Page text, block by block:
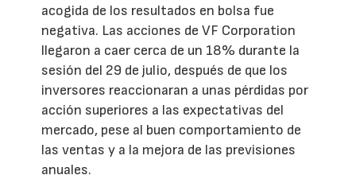
acogida de los resultados en bolsa fue
negativa. Las acciones de VF Corporation
llegaron a caer cerca de un 18% durante la
sesión del 29 de julio, después de que los
inversores reaccionaran a unas pérdidas por
acción superiores a las expectativas del
mercado, pese al buen comportamiento de
las ventas y a la mejora de las previsiones
anuales.